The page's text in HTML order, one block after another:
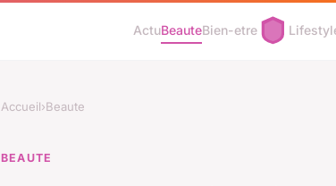
ActuBeauteBien-etre
Accueil›Beaute
BEAUTE